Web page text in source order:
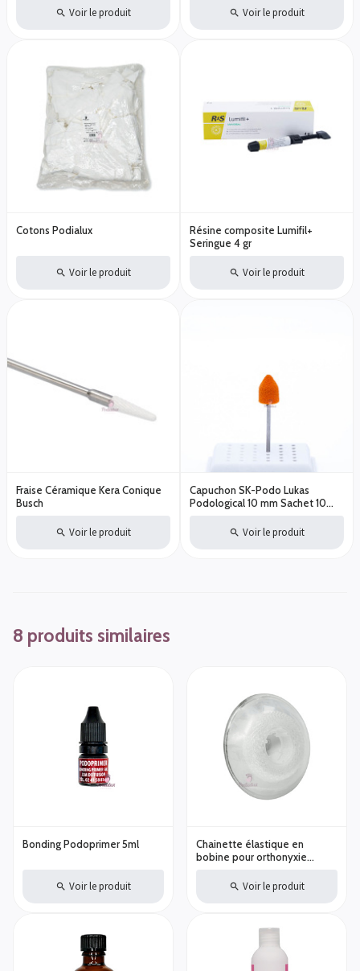
Voir le produit Voir le produit
Cotons Podialux
Voir le produit
Résine composite Lumifil+
Seringue 4 gr
Voir le produit
Fraise Céramique Kera Conique
Busch
Voir le produit
Capuchon SK-Podo Lukas
Podological 10 mm Sachet 10
Voir le produit
8 produits similaires
Bonding Podoprimer 5ml
Voir le produit
Chainette élastique en
bobine pour orthonyxie
Voir le produit